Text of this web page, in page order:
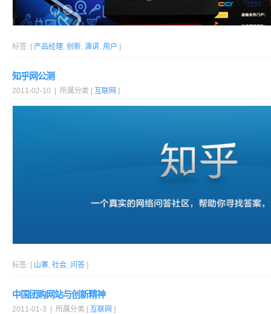
标签: [ 产品经理, 创新, 演讲, 用户 ]
知乎网公测
2011-02-10 | 所属分类 [ 互联网 ]
标签: [ 山寨 社会 问答 ]
中国团购网站与创新精神
2011-01-3 | 所属分类 [ 互联网 ]